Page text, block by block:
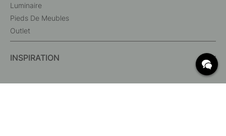
Luminaire
Pieds De Meubles
Outlet
INSPIRATION